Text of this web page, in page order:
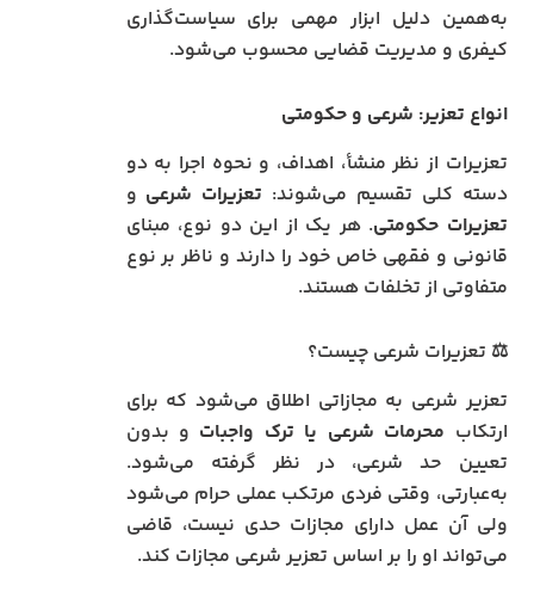
به‌همین دلیل ابزار مهمی برای سیاست‌گذاری
کیفری و مدیریت قضایی محسوب می‌شود.
انواع تعزیر: شرعی و حکومتی
تعزیرات از نظر منشأ، اهداف، و نحوه اجرا به دو
دسته کلی تقسیم می‌شوند: تعزیرات شرعی و
تعزیرات حکومتی. هر یک از این دو نوع، مبنای
قانونی و فقهی خاص خود را دارند و ناظر بر نوع
متفاوتی از تخلفات هستند.
⚖️ تعزیرات شرعی چیست؟
تعزیر شرعی به مجازاتی اطلاق می‌شود که برای
ارتکاب محرمات شرعی یا ترک واجبات و بدون
تعیین حد شرعی، در نظر گرفته می‌شود.
به‌عبارتی، وقتی فردی مرتکب عملی حرام می‌شود
ولی آن عمل دارای مجازات حدی نیست، قاضی
می‌تواند او را بر اساس تعزیر شرعی مجازات کند.